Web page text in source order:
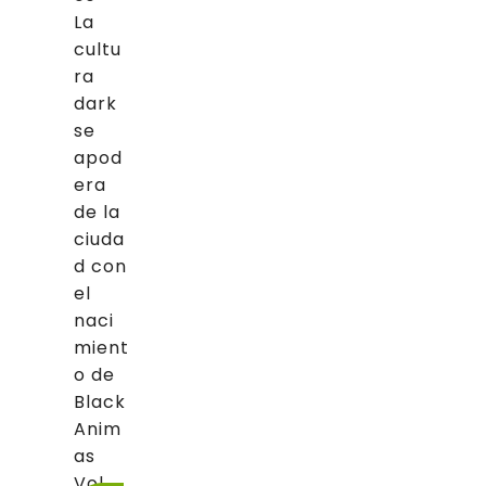
La
cultu
ra
dark
se
apod
era
de la
ciuda
d con
el
naci
mient
o de
Black
Anim
as